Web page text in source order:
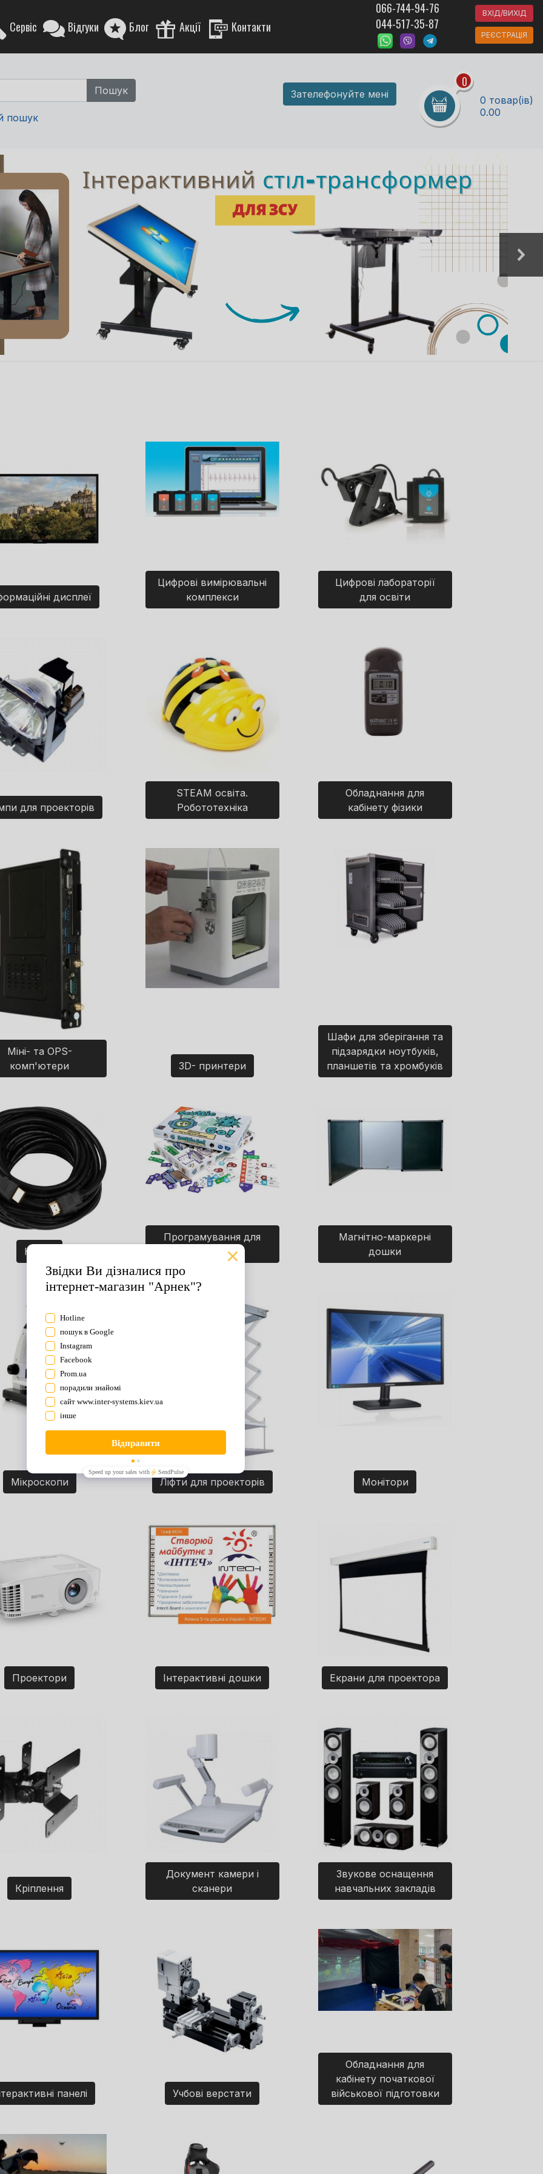
Сервіс Відгуки Блог Акції Контакти
066-744-94-76
044-517-35-87
ВХІД/ВИХІД
РЕЄСТРАЦІЯ
пошук
Зателефонуйте мені
0
0 товар(ів)
0.00
дисплеї
Цифрові вимірювальні
комплекси
Цифрові лабораторії
для освіти
для проекторів
STEAM освіта.
Робототехніка
Обладнання для
кабінету фізики
Міні- та OPS-
комп'ютери
3D- принтери
Шафи для зберігання та
підзарядки ноутбуків,
планшетів та хромбуків
Кабелі
Програмування для
дітей. Ігри.
Магнітно-маркерні
дошки
Мікроскопи Ліфти для проекторів Монітори
Проектори Інтерактивні дошки Екрани для проектора
Кріплення
Документ камери і
сканери
Звукове оснащення
навчальних закладів
панелі Учбові верстати
Обладнання для
кабінету початкової
військової підготовки